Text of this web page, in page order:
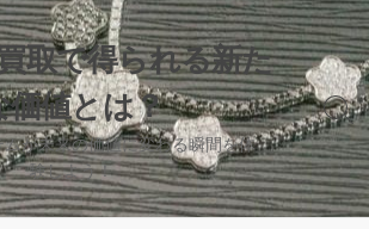
取で得られる新た
価値とは？
が未来の価値に変わる瞬間を体
験しよう！
検
索
切
り
替